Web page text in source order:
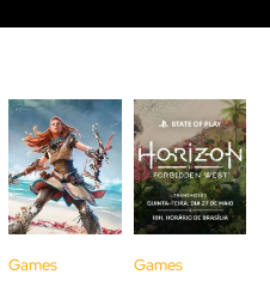
Games Games